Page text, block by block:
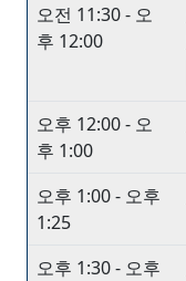
오전 11:30 - 오
후 12:00
오후 12:00 - 오
후 1:00
오후 1:00 - 오후
1:25
오후 1:30 - 오후